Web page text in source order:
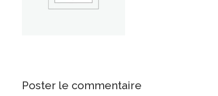
Poster le commentaire